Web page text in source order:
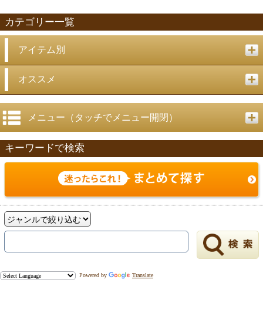
カテゴリー一覧
アイテム別
オススメ
メニュー（タッチでメニュー開閉）
キーワードで検索
Powered by Translate